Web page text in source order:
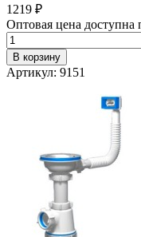
1219 ₽
Оптовая цена доступна
В корзину
Артикул: 9151